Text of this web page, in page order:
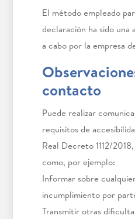
El método empleado
declaración ha sido una
a cabo por la empresa
contacto
Puede realizar
requisitos de
Real Decreto 1112/
como, por ejemplo:
Informar sobre
incumplimiento por
Transmitir otras